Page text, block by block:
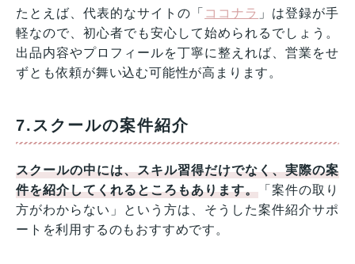
たとえば、代表的なサイトの「 ココナラ 」は登録が手
軽なので、初心者でも安心して始められるでしょう。
出品内容やプロフィールを丁寧に整えれば、営業をせ
ずとも依頼が舞い込む可能性が高まります。
7.スクールの案件紹介
スクールの中には、スキル習得だけでなく、実際の案
件を紹介してくれるところもあります。 「案件の取り
方がわからない」という方は、そうした案件紹介サポ
ートを利用するのもおすすめです。